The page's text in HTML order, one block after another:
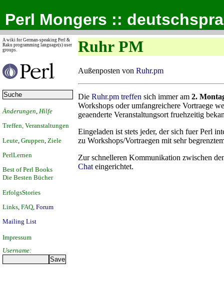
Perl Mongers ::
A wiki for German-speaking Perl &
Raku programming language(s) user
groups.
Änderungen Hilfe
Treffen, Veranstaltungen
Leute Gruppen Ziele
PerlLernen
Best of Perl Books
Die Besten Bücher
ErfolgsStories
Links FAQ Forum
Mailing List
Impressum
Ruhr PM
Außenposten von Ruhr.pm
Die Ruhr.pm treffen sich immer am 2.
Workshops oder umfangreichere Vortraege
geaenderte Veranstaltungsort fruehzeitig
Eingeladen ist stets jeder, der sich fuer Perl
zu Workshops/Vortraegen mit sehr
Zur schnelleren Kommunikation zwischen
Chateingerichtet.
Username: